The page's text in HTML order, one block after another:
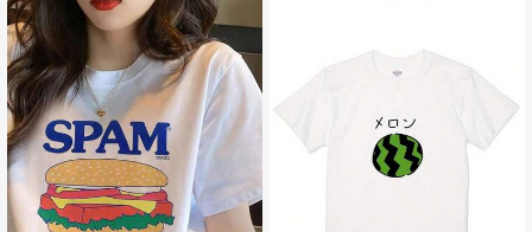
の良い生地 通常のアパレル・ダンス
練習する・休暇の服装に最